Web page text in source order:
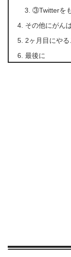
③Twitterを
その他にがん
2ヶ月目にやる
最後に